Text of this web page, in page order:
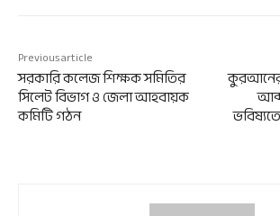
Previous article
সরকারি কলেজ শিক্ষক সমিতির
সিলেট বিভাগ ও জেলা আহবায়ক
কমিটি গঠন